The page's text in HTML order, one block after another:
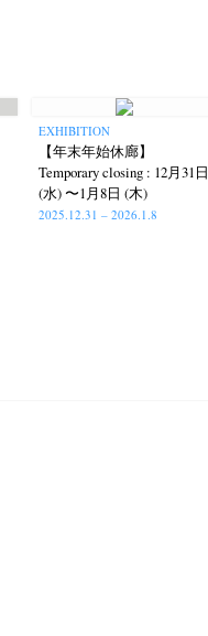
EXHIBITION
【年末年始休廊】
Temporary closing : 12月31日
(水) 〜1月8日 (木)
2025.12.31 – 2026.1.8